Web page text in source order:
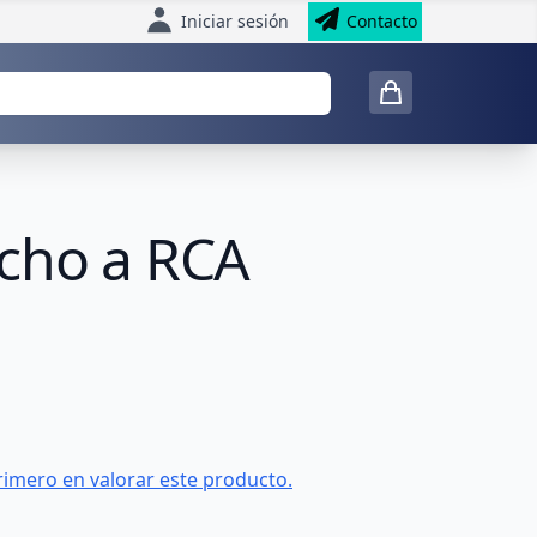
Iniciar sesión Contacto
a RCA
en valorar este producto.